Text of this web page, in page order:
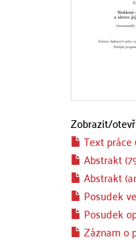
Zobrazit/
Text práce
Abstrakt
Abstrakt
Posudek
Posudek
Záznam o